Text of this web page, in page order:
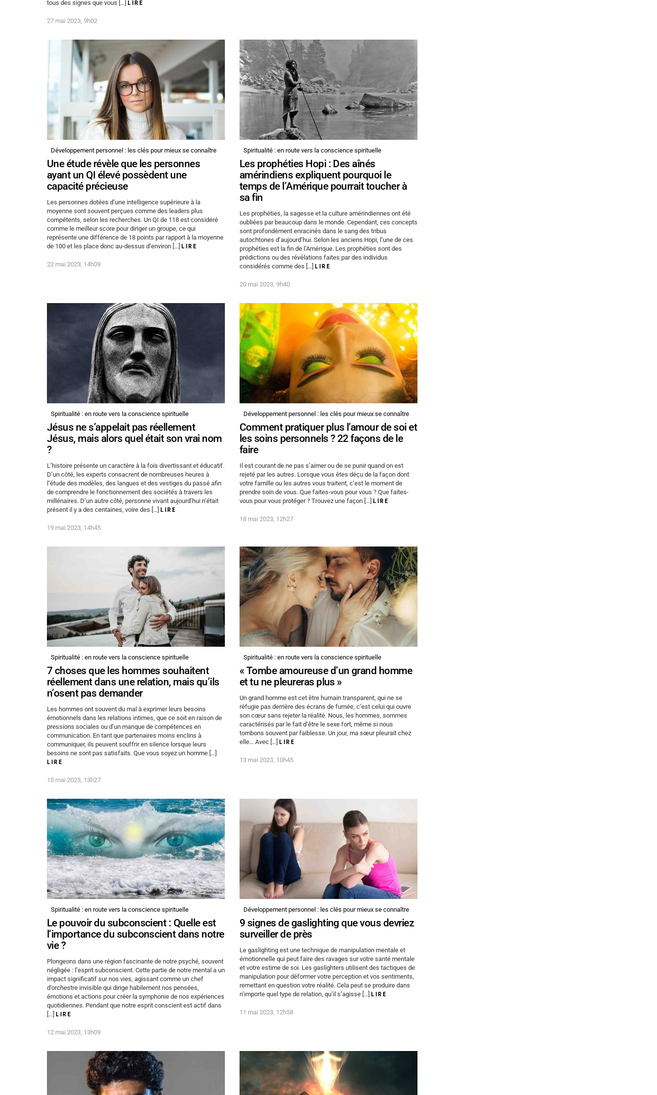
tous des signes que vous […] LIRE
27 mai 2023, 9h02
Développement personnel : les clés pour mieux se connaître
Une étude révèle que les personnes
ayant un QI élevé possèdent une
capacité précieuse
Les personnes dotées d’une intelligence supérieure à la
moyenne sont souvent perçues comme des leaders plus
compétents, selon les recherches. Un QI de 118 est considéré
comme le meilleur score pour diriger un groupe, ce qui
représente une différence de 18 points par rapport à la moyenne
de 100 et les place donc au-dessus d’environ […] LIRE
22 mai 2023, 14h09
Spiritualité : en route vers la conscience spirituelle
Les prophéties Hopi : Des aînés
amérindiens expliquent pourquoi le
temps de l’Amérique pourrait toucher à
sa fin
Les prophéties, la sagesse et la culture amérindiennes ont été
oubliées par beaucoup dans le monde. Cependant, ces concepts
sont profondément enracinés dans le sang des tribus
autochtones d’aujourd’hui. Selon les anciens Hopi, l’une de ces
prophéties est la fin de l’Amérique. Les prophéties sont des
prédictions ou des révélations faites par des individus
considérés comme des […] LIRE
20 mai 2023, 9h40
Spiritualité : en route vers la conscience spirituelle
Jésus ne s’appelait pas réellement
Jésus, mais alors quel était son vrai nom
?
L’histoire présente un caractère à la fois divertissant et éducatif.
D’un côté, les experts consacrent de nombreuses heures à
l’étude des modèles, des langues et des vestiges du passé afin
de comprendre le fonctionnement des sociétés à travers les
millénaires. D’un autre côté, personne vivant aujourd’hui n’était
présent il y a des centaines, voire des […] LIRE
19 mai 2023, 14h45
Développement personnel : les clés pour mieux se connaître
Comment pratiquer plus l’amour de soi et
les soins personnels ? 22 façons de le
faire
Il est courant de ne pas s’aimer ou de se punir quand on est
rejeté par les autres. Lorsque vous êtes déçu de la façon dont
votre famille ou les autres vous traitent, c’est le moment de
prendre soin de vous. Que faites-vous pour vous ? Que faites-
vous pour vous protéger ? Trouvez une façon […] LIRE
18 mai 2023, 12h27
Spiritualité : en route vers la conscience spirituelle
7 choses que les hommes souhaitent
réellement dans une relation, mais qu’ils
n’osent pas demander
Les hommes ont souvent du mal à exprimer leurs besoins
émotionnels dans les relations intimes, que ce soit en raison de
pressions sociales ou d’un manque de compétences en
communication. En tant que partenaires moins enclins à
communiquer, ils peuvent souffrir en silence lorsque leurs
besoins ne sont pas satisfaits. Que vous soyez un homme […]
LIRE
15 mai 2023, 13h27
Spiritualité : en route vers la conscience spirituelle
« Tombe amoureuse d’un grand homme
et tu ne pleureras plus »
Un grand homme est cet être humain transparent, qui ne se
réfugie pas derrière des écrans de fumée, c’est celui qui ouvre
son cœur sans rejeter la réalité. Nous, les hommes, sommes
caractérisés par le fait d’être le sexe fort, même si nous
tombons souvent par faiblesse. Un jour, ma sœur pleurait chez
elle… Avec […] LIRE
13 mai 2023, 10h45
Spiritualité : en route vers la conscience spirituelle
Le pouvoir du subconscient : Quelle est
l’importance du subconscient dans notre
vie ?
Plongeons dans une région fascinante de notre psyché, souvent
négligée : l’esprit subconscient. Cette partie de notre mental a un
impact significatif sur nos vies, agissant comme un chef
d’orchestre invisible qui dirige habilement nos pensées,
émotions et actions pour créer la symphonie de nos expériences
quotidiennes. Pendant que notre esprit conscient est actif dans
[…] LIRE
12 mai 2023, 13h09
Développement personnel : les clés pour mieux se connaître
9 signes de gaslighting que vous devriez
surveiller de près
Le gaslighting est une technique de manipulation mentale et
émotionnelle qui peut faire des ravages sur votre santé mentale
et votre estime de soi. Les gaslighters utilisent des tactiques de
manipulation pour déformer votre perception et vos sentiments,
remettant en question votre réalité. Cela peut se produire dans
n’importe quel type de relation, qu’il s’agisse […] LIRE
11 mai 2023, 12h58